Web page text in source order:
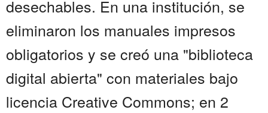
desechables. En una institución, se
eliminaron los manuales impresos
obligatorios y se creó una "biblioteca
digital abierta" con materiales bajo
licencia Creative Commons; en 2